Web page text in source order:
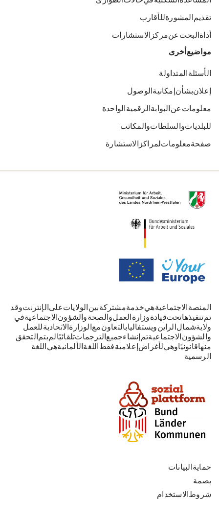
تقديم المشورة للأقارب
أداة البحث عن مركز الاستشارات
مواضيع أخرى
الأسئلة المتداولة
إعلان بشأن إمكانية الوصول
معلومات عن البوابة الرقمية الواحدة
للبلديات والسلطات والمكاتب
صفحة معلومات لمراكز الاستشارة
المنصة الاجتماعية هي خدمة مشتركة بين الولايات على الإنترنت. وقد
تم تنفيذها تحت قيادة وزارة العمل والصحة والشؤون الاجتماعية في
ولاية شمال الراين-ويستفاليا بالتعاون مع الوزارة الاتحادية للعمل
والشؤون الاجتماعية. تم إنشاء جميع الترجمات تلقائيًا. لم يتم التحقق
منها قانونيًا وهي لأغراض إعلامية فقط. اللغة الألمانية هي اللغة
الرسمية.
حماية البيانات
بصمة
شروط الاستخدام